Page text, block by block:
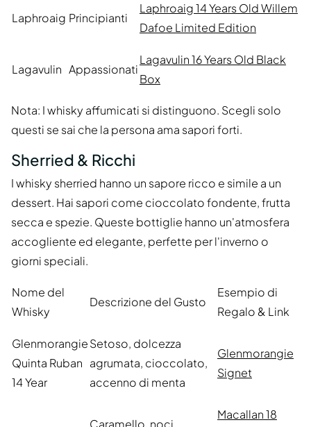
Laphroaig Principianti
Laphroaig 14 Years Old Willem
Dafoe Limited Edition
Lagavulin Appassionati
Lagavulin 16 Years Old Black
Box
Nota: I whisky affumicati si distinguono. Scegli solo
questi se sai che la persona ama sapori forti.
Sherried & Ricchi
I whisky sherried hanno un sapore ricco e simile a un
dessert. Hai sapori come cioccolato fondente, frutta
secca e spezie. Queste bottiglie hanno un'atmosfera
accogliente ed elegante, perfette per l'inverno o
giorni speciali.
Nome del
Whisky
Descrizione del Gusto
Esempio di
Regalo & Link
Glenmorangie
Quinta Ruban
14 Year
Setoso, dolcezza
agrumata, cioccolato,
accenno di menta
Glenmorangie
Signet
Caramello, noci
Macallan 18